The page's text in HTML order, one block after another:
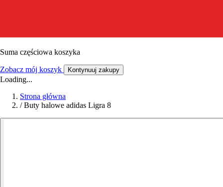
Suma częściowa koszyka
Zobacz mój koszyk Kontynuuj zakupy
Loading...
Strona główna
/ Buty halowe adidas Ligra 8